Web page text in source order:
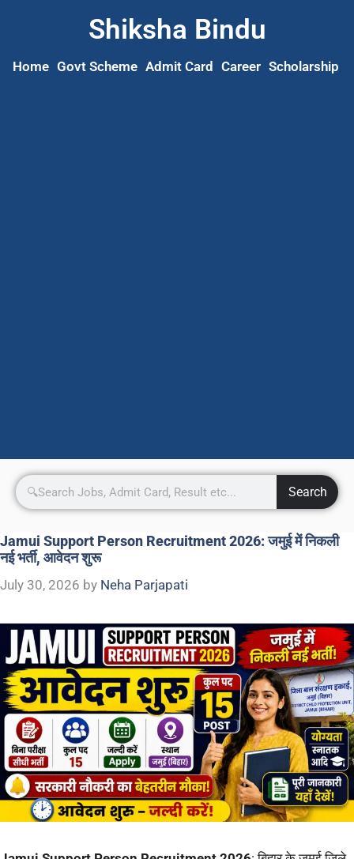
Shiksha Bindu
Home Govt Scheme Admit Card Career Scholarship
Search
Jamui Support Person Recruitment 2026: जमुई में निकली
नई भर्ती, आवेदन शुरू
July 30, 2026 by Neha Parjapati